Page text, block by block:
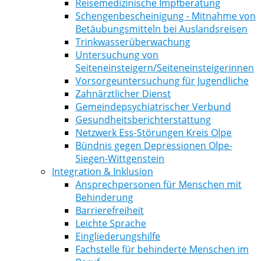
Reisemedizinische Impfberatung
Schengenbescheinigung - Mitnahme von
Betäubungsmitteln bei Auslandsreisen
Trinkwasserüberwachung
Untersuchung von
Seiteneinsteigern/Seiteneinsteigerinnen
Vorsorgeuntersuchung für Jugendliche
Zahnärztlicher Dienst
Gemeindepsychiatrischer Verbund
Gesundheitsberichterstattung
Netzwerk Ess-Störungen Kreis Olpe
Bündnis gegen Depressionen Olpe-
Siegen-Wittgenstein
Integration & Inklusion
Ansprechpersonen für Menschen mit
Behinderung
Barrierefreiheit
Leichte Sprache
Eingliederungshilfe
Fachstelle für behinderte Menschen im